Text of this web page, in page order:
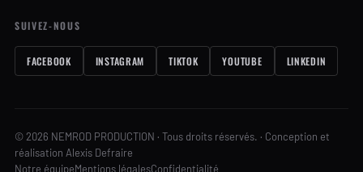
SUIVEZ-NOUS
FACEBOOK INSTAGRAM TIKTOK YOUTUBE LINKEDIN
© 2026 NEMROD PRODUCTION · Tous droits réservés. · Conception et
réalisation Alexis Defraire
Notre équipeMentions légalesConfidentialité